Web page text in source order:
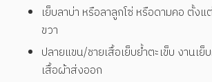
เย็บลาบ่า หรือลาลูกโซ่ หรือดามคอ ตั้งแ
ขวา
ปลายแขน/ชายเสื้อเย็บย้ำตะเข็บ งานเ
เสื้อผ้าส่งออก